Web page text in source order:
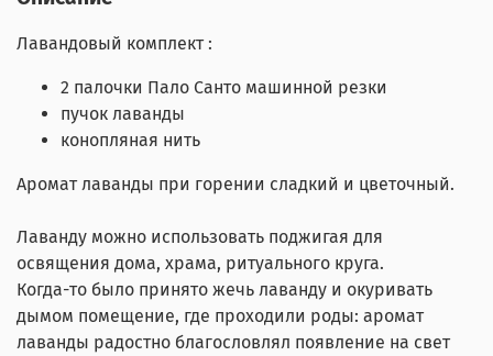
Лавандовый комплект :
2 палочки Пало Санто машинной резки
пучок лаванды
конопляная нить
Аромат лаванды при горении сладкий и цветочный.
Лаванду можно использовать поджигая для
освящения дома, храма, ритуального круга.
Когда-то было принято жечь лаванду и окуривать
дымом помещение, где проходили роды: аромат
лаванды радостно благословлял появление на свет